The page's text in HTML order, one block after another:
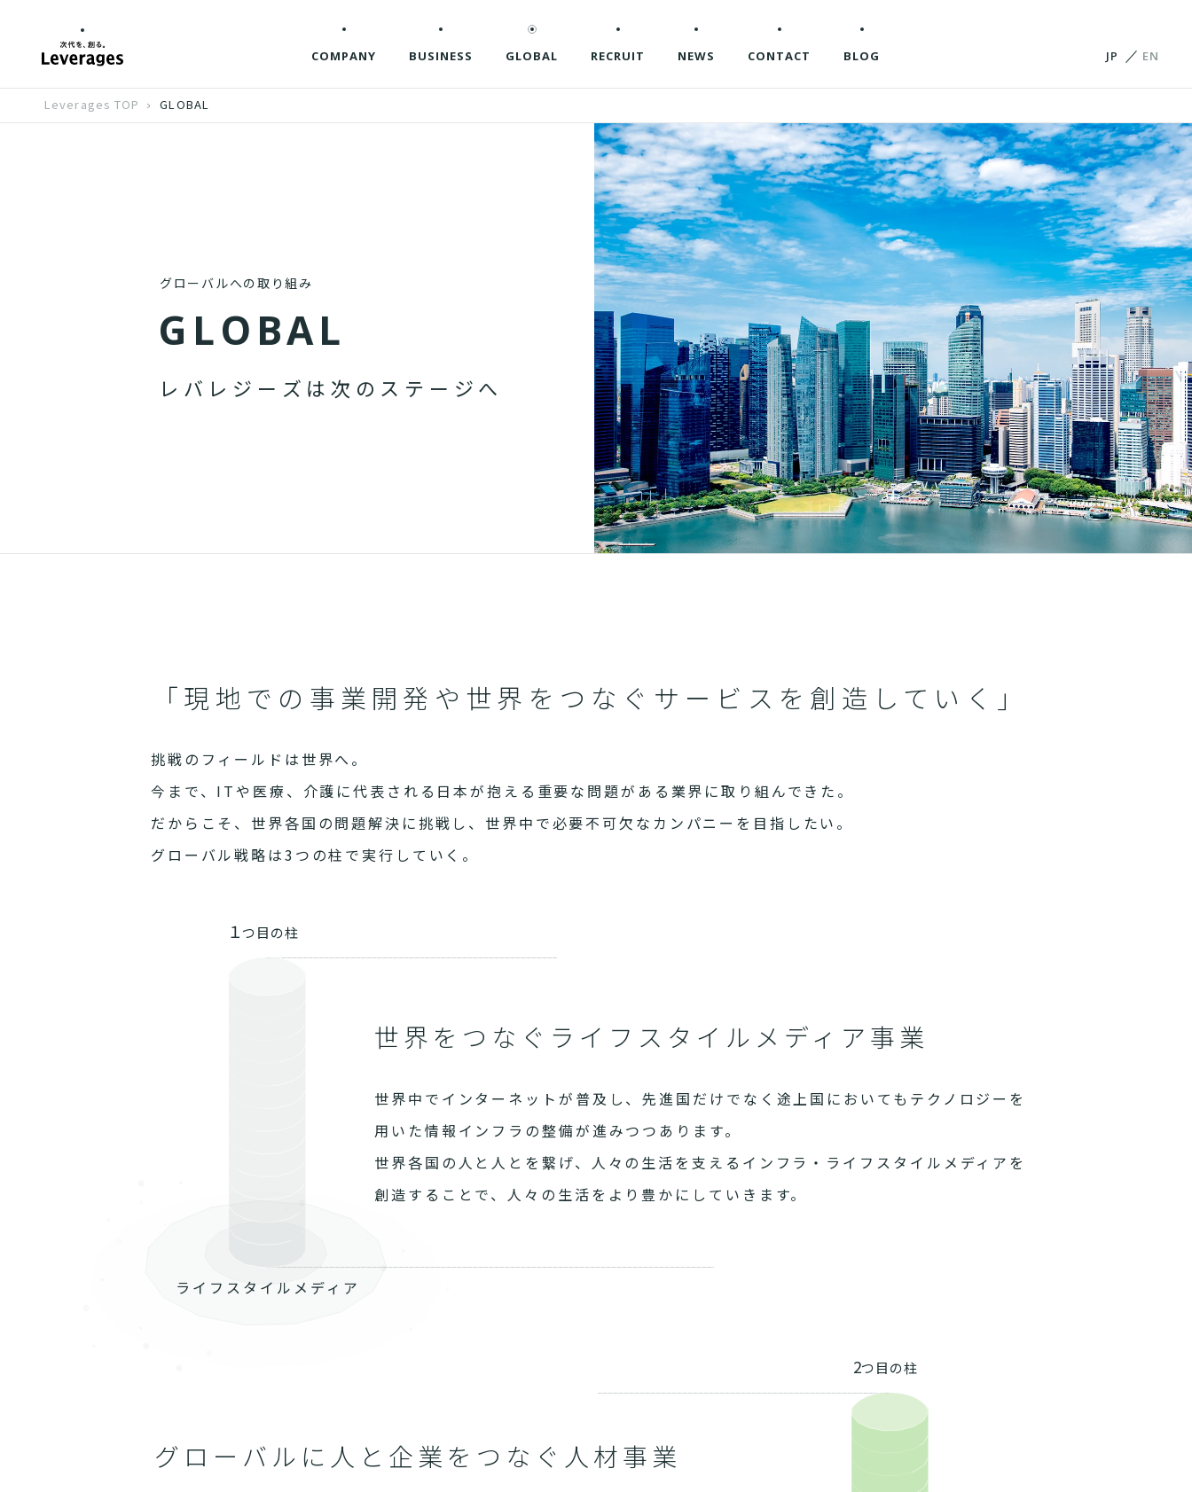
COMPANY BUSINESS GLOBAL RECRUIT NEWS CONTACT BLOG JP EN
Leverages TOP GLOBAL
グローバルへの取り組み
G LO BAL
レ バ レ ジ ー ズ は 次 の ス テ ー ジ へ
「現地での事業開発や世界をつなぐサービスを創造していく」
挑戦のフィールドは世界へ。
今まで、ITや医療、介護に代表される日本が抱える重要な問題がある業界に取り組んできた。
だからこそ、世界各国の問題解決に挑戦し、世界中で必要不可欠なカンパニーを目指したい。
グローバル戦略は3つの柱で実行していく。
１つ目の柱
ライフスタイルメディア
世界をつなぐライフスタイルメディア事業
世界中でインターネットが普及し、先進国だけでなく途上国においてもテクノロジーを
用いた情報インフラの整備が進みつつあります。
世界各国の人と人とを繋げ、人々の生活を支えるインフラ・ライフスタイルメディアを
創造することで、人々の生活をより豊かにしていきます。
グローバルに人と企業をつなぐ人材事業
2つ目の柱